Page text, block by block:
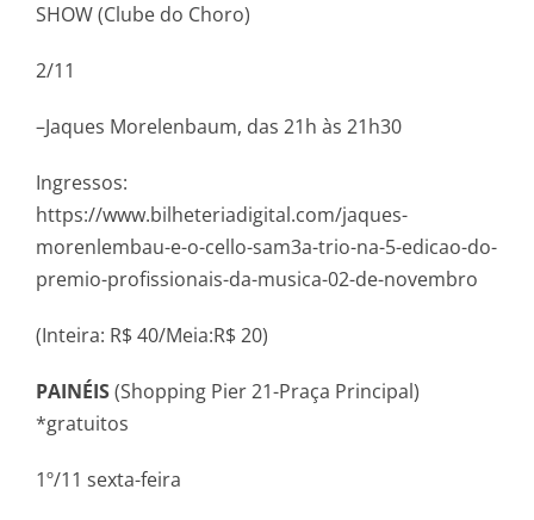
SHOW (Clube do Choro)
2/11
–Jaques Morelenbaum, das 21h às 21h30
Ingressos:
https://www.bilheteriadigital.com/jaques-
morenlembau-e-o-cello-sam3a-trio-na-5-edicao-do-
premio-profissionais-da-musica-02-de-novembro
(Inteira: R$ 40/Meia:R$ 20)
PAINÉIS(Shopping Pier 21-Praça Principal)
*gratuitos
1º/11 sexta-feira